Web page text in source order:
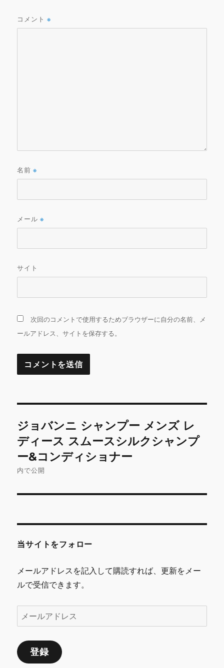
コメント※
名前※
メール※
サイト
次回のコメントで使用するためブラウザーに自分の名前、メ
ールアドレス、サイトを保存する。
稿
ナ
ビ
ゲ
ー
シ
ン
ジョバンニ シャンプー メンズ レ
ディース スムースシルクシャンプ
ー&コンディショナー
内で公開
当サイトをフォロー
メールアドレスを記入して購読すれば、更新をメー
ルで受信できます。
ー
ル
ア
登録